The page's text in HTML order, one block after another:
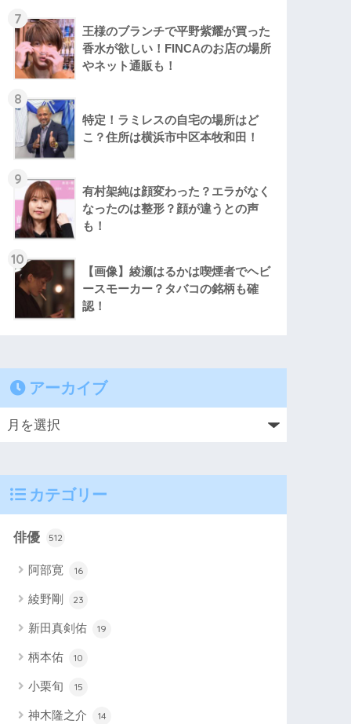
7
王様のブランチで平野紫耀が買った
香水が欲しい！FINCAのお店の場所
やネット通販も！
8
特定！ラミレスの自宅の場所はど
こ？住所は横浜市中区本牧和田！
9
有村架純は顔変わった？エラがなく
なったのは整形？顔が違うとの声
も！
10
【画像】綾瀬はるかは喫煙者でヘビ
ースモーカー？タバコの銘柄も確
認！
アーカイブ
カテゴリー
俳優 512
阿部寛 16
綾野剛 23
新田真剣佑 19
柄本佑 10
小栗旬 15
神木隆之介 14